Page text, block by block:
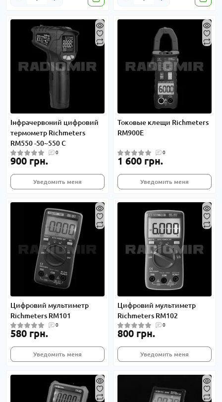
Інфрачервоний цифровий
термометр Richmeters
RM550 -50~550 C
0
900 грн.
Уведомить меня
Токовые клещи Richmeters
RM900E
0
1 600 грн.
Уведомить меня
Цифровий мультиметр
Richmeters RM101
0
580 грн.
Уведомить меня
Цифровий мультиметр
Richmeters RM102
0
800 грн.
Уведомить меня